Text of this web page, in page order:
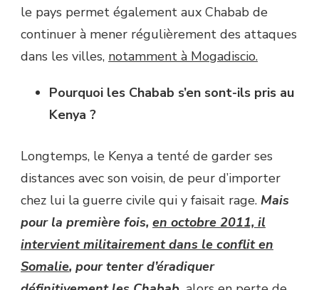
le pays permet également aux Chabab de
continuer à mener régulièrement des attaques
dans les villes, notamment à Mogadiscio.
Pourquoi les Chabab s’en sont-ils pris au
Kenya ?
Longtemps, le Kenya a tenté de garder ses
distances avec son voisin, de peur d’importer
chez lui la guerre civile qui y faisait rage. Mais
pour la première fois, en octobre 2011, il
intervient militairement dans le conflit en
Somalie, pour tenter d’éradiquer